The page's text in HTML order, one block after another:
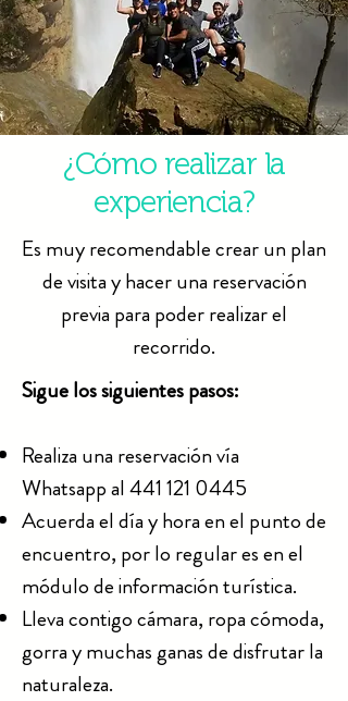
¿Cómo realizar la
experiencia?
Es muy recomendable crear un plan
de visita y hacer una reservación
previa para poder realizar el
recorrido.
Sigue los siguientes pasos:
Realiza una reservaciónvía
Whatsapp al441 121 0445
Acuerda el día y hora en el punto de
encuentro, por lo regular es en el
módulo de información turística.
Lleva contigo cámara, ropa cómoda,
gorra y muchas ganas de disfrutar la
naturaleza.